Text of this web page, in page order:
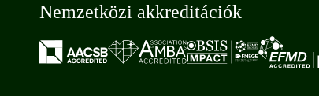
Nemzetközi akkreditációk